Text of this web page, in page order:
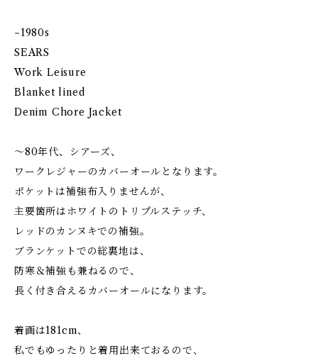
~1980s
SEARS
Work Leisure
Blanket lined
Denim Chore Jacket
〜80年代、シアーズ、
ワークレジャーのカバーオールとなります。
ポケットは補強布入りませんが、
主要箇所はホワイトのトリプルステッチ、
レッドのカンヌキでの補強。
ブランケットでの総裏地は、
防寒＆補強も兼ねるので、
長く付き合えるカバーオールになります。
着画は181cm、
私でもゆったりと着用出来ておるので、